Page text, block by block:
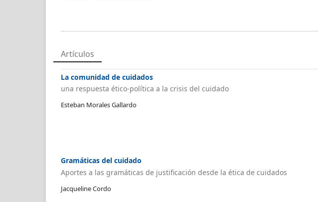
Artículos
La comunidad de cuidados
una respuesta ético-política a la crisis del cuidado
Esteban Morales Gallardo
Gramáticas del cuidado
Aportes a las gramáticas de justificación desde la ética de cuidados
Jacqueline Cordo